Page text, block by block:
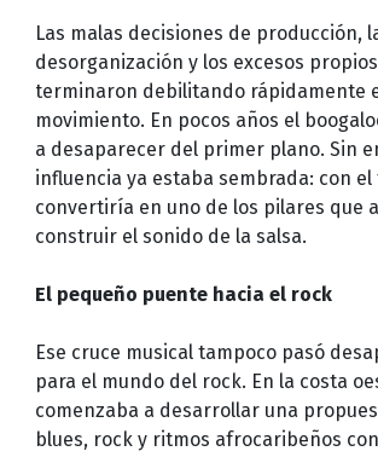
Las malas decisiones de producción,
desorganización y los excesos
terminaron debilitando rápidamente
movimiento. En pocos años el
a desaparecer del primer plano. Sin
influencia ya estaba sembrada: con el
convertiría en uno de los pilares que
construir el sonido de la salsa.
El pequeño puente hacia el rock
Ese cruce musical tampoco pasó
para el mundo del rock. En la costa
comenzaba a desarrollar una
blues, rock y ritmos afrocaribeños